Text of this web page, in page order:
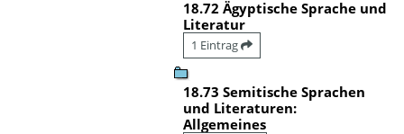
18.72 Ägyptische Sprache und
Literatur
1 Eintrag
18.73 Semitische Sprachen
und Literaturen:
Allgemeines